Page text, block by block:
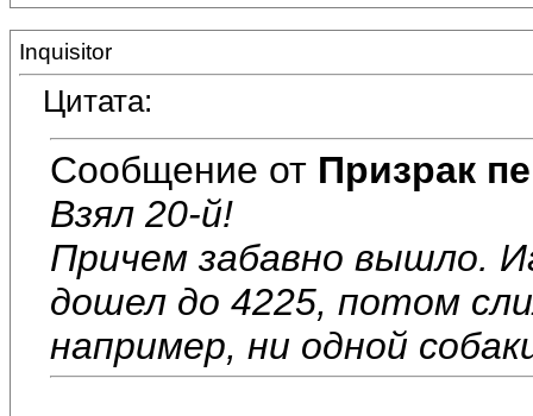
Inquisitor
Цитата:
Сообщение от Призрак
Взял 20-й!
Причем забавно вышло.
дошел до 4225, потом
например, ни одной